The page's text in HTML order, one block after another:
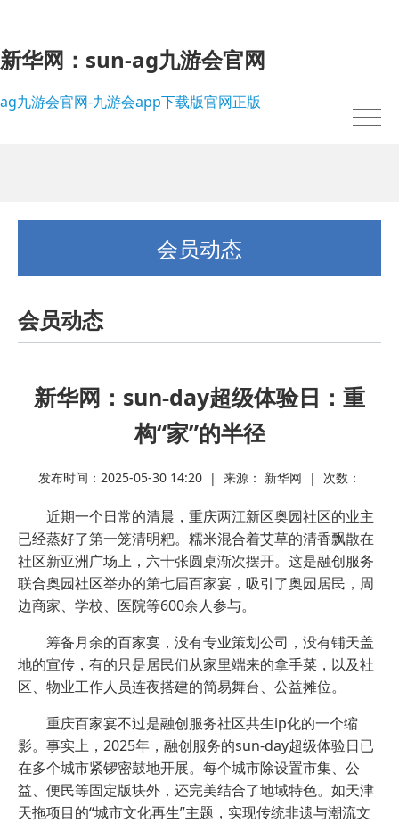
新华网：sun-ag九游会官网
ag九游会官网-九游会app下载版官网正版
会员动态
会员动态
新华网：sun-day超级体验日：重
构“家”的半径
发布时间：2025-05-30 14:20 | 来源： 新华网 | 次数：
近期一个日常的清晨，重庆两江新区奥园社区的业主
已经蒸好了第一笼清明粑。糯米混合着艾草的清香飘散在
社区新亚洲广场上，六十张圆桌渐次摆开。这是融创服务
联合奥园社区举办的第七届百家宴，吸引了奥园居民，周
边商家、学校、医院等600余人参与。
筹备月余的百家宴，没有专业策划公司，没有铺天盖
地的宣传，有的只是居民们从家里端来的拿手菜，以及社
区、物业工作人员连夜搭建的简易舞台、公益摊位。
重庆百家宴不过是融创服务社区共生ip化的一个缩
影。事实上，2025年，融创服务的sun-day超级体验日已
在多个城市紧锣密鼓地开展。每个城市除设置市集、公
益、便民等固定版块外，还完美结合了地域特色。如天津
天拖项目的“城市文化再生”主题，实现传统非遗与潮流文